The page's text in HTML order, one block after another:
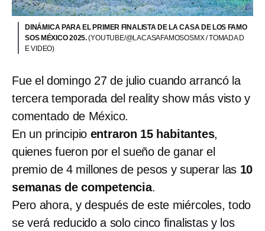
DINÁMICA PARA EL PRIMER FINALISTA DE LA CASA DE LOS FAMO
SOS MÉXICO 2025.(YOUTUBE/@LACASAFAMOSOSMX / TOMADA D
E VIDEO)
Fue el domingo 27 de julio cuando arrancó la
tercera temporada del reality show más visto y
comentado de México.
En un principio entraron 15 habitantes,
quienes fueron por el sueño de ganar el
premio de 4 millones de pesos y superar las 10
semanas de competencia.
Pero ahora, y después de este miércoles, todo
se verá reducido a solo cinco finalistas y los